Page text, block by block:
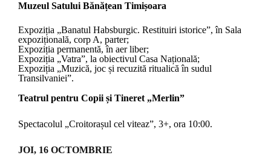
Muzeul Satului Bănățean Timișoara
Expoziția „Banatul Habsburgic. Restituiri istorice”, în Sala
expozițională, corp A, parter;
Expoziția permanentă, în aer liber;
Expoziția „Vatra”, la obiectivul Casa Națională;
Expoziția „Muzică, joc și recuzită ritualică în sudul
Transilvaniei”.
Teatrul pentru Copii și Tineret „Merlin”
Spectacolul „Croitorașul cel viteaz”, 3+, ora 10:00.
JOI, 16 OCTOMBRIE